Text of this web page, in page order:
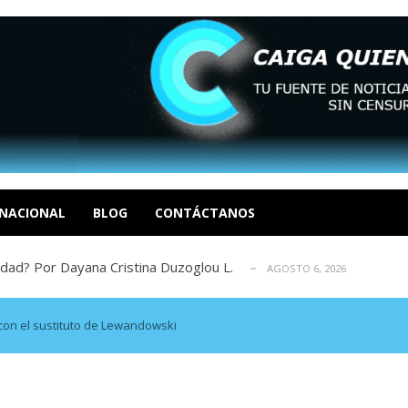
BLOG CONTÁCTANOS
de derechos humanos en el Minister... AGOSTO 6, 2026
un mercado impulsado por el auge de... AGOSTO 6, 2026
La Guaira que hasta ahora no había ...
Por Dayana Cristina Duzoglou L.
apagones y promesas incumplidas... AGOSTO 6, 2026
de derechos humanos en el Minister... AGOSTO 6, 2026
un mercado impulsado por el auge de...
en La Guaira que hasta ahora no había ... AGOSTO 6, 2026
el sustituto de Lewandowski